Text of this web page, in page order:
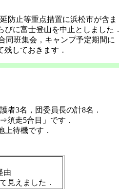
防止等重点措置に浜松市が含ま
に富士登山を中止としました．
同班集会，キャンプ予定期間に
しておきます．
者3名，団委員長の計8名．
走5合目」です．
上待機です．
由
見えました．